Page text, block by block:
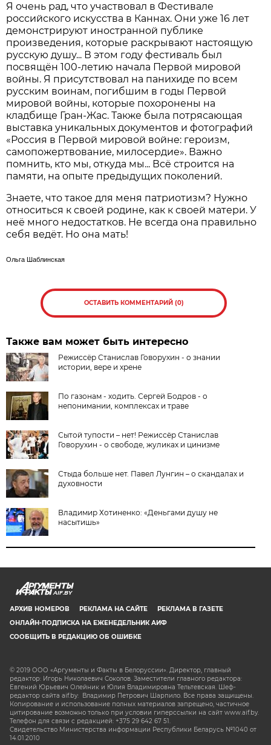
Я очень рад, что участвовал в Фестивале
российского искусства в Каннах. Они уже 16 лет
демонстрируют иностранной публике
произведения, которые раскрывают настоящую
русскую душу... В этом году фестиваль был
посвящён 100-летию начала Первой мировой
войны. Я присутствовал на панихиде по всем
русским воинам, погибшим в годы Первой
мировой войны, которые похоронены на
кладбище Гран-Жас. Также была потрясающая
выставка уникальных документов и фотографий
«Россия в Первой мировой войне: героизм,
самопожертвование, милосердие». Важно
помнить, кто мы, откуда мы... Всё строится на
памяти, на опыте предыдущих поколений.
Знаете, что такое для меня патриотизм? Нужно
относиться к своей родине, как к своей матери. У
неё много недостатков. Не всегда она правильно
себя ведёт. Но она мать!
Ольга Шаблинская
ОСТАВИТЬ КОММЕНТАРИЙ (0)
Также вам может быть интересно
Режиссёр Станислав Говорухин - о знании
истории, вере и хрене
По газонам - ходить. Сергей Бодров - о
непонимании, комплексах и траве
Сытой тупости – нет! Режиссёр Станислав
Говорухин - о свободе, жуликах и цинизме
Стыда больше нет. Павел Лунгин – о скандалах и
духовности
Владимир Хотиненко: «Деньгами душу не
насытишь»
AIF.BY
АРХИВ НОМЕРОВ РЕКЛАМА НА САЙТЕ
РЕКЛАМА В ГАЗЕТЕ
ОНЛАЙН-ПОДПИСКА НА ЕЖЕНЕДЕЛЬНИК АИФ
СООБЩИТЬ В РЕДАКЦИЮ ОБ ОШИБКЕ
© 2019 ООО «Аргументы и Факты в Белоруссии». Директор, главный
редактор: Игорь Николаевич Соколов. Заместители главного редактора:
Евгений Юрьевич Олейник и Юлия Владимировна Тельтевская. Шеф-
редактор сайта aif.by: Владимир Петрович Шарпило. Все права защищены.
Копирование и использование полных материалов запрещено, частичное
цитирование возможно только при условии гиперссылки на сайт www.aif.by.
Телефон для связи с редакцией: +375 29 642 67 51.
Свидетельство Министерства информации Республики Беларусь №1040 от
14.01.2010